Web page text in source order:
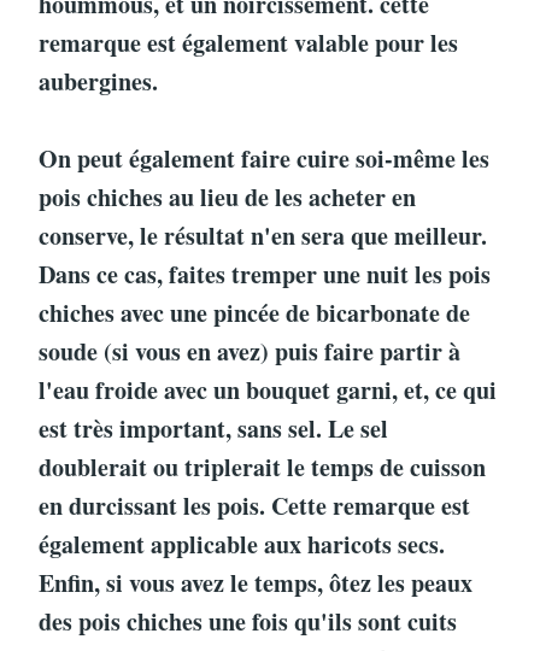
remarque est également valable pour les
aubergines.
On peut également faire cuire soi-même les
pois chiches au lieu de les acheter en
conserve, le résultat n'en sera que meilleur.
Dans ce cas, faites tremper une nuit les pois
chiches avec une pincée de bicarbonate de
soude (si vous en avez) puis faire partir à
l'eau froide avec un bouquet garni, et, ce qui
est très important, sans sel. Le sel
doublerait ou triplerait le temps de cuisson
en durcissant les pois. Cette remarque est
également applicable aux haricots secs.
Enfin, si vous avez le temps, ôtez les peaux
des pois chiches une fois qu'ils sont cuits